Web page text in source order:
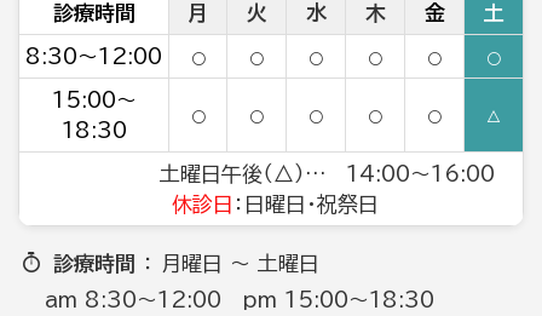
診療時間 月 火 水 木 金 土
8:30～12:00 ○ ○ ○ ○ ○ ○
15:00～
18:30
○ ○ ○ ○ ○ △
土曜日午後（△）… 14:00～16:00
休診日 ：日曜日・祝祭日
診療時間
： 月曜日 ～ 土曜日
am 8:30～12:00 pm 15:00～18:30